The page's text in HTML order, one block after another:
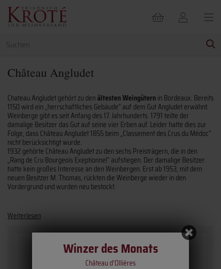
Winzer des Monats
Château d'Ollières
Château Angludet
Chateau Angludet gehört zu denältesten Weingüternin Bordeaux. Bereits
1150 wird ein „herrschaftliches Gebäude“ auf dem Gut Angludet erwähnt.
Weinberge gibt es seit Anfang des 17. Jahrhunderts. 1791 teilte der
damalige Besitzer das Gut auf seine vier Erben auf. Leider hatte dies zur
Folge, dass Château Angludet 1855 beim „Classement des Crus du Médoc“
nicht berücksichtigt wurde.
1932 gehörte Château Angludet zu den sechs Preisträgern, die in den
„Rang de Cru Bourgeois Exeptionnel“ aufstiegen. Der damalige Besitzer
hatte kein großes Interesse an den Weinbergen. Erst ab 1953, mit dem
neuen Besitzer M. Thomas, rückten die Weinberge wieder in den
Vordergrund und wurden neu bestockt.
Weiterlesen